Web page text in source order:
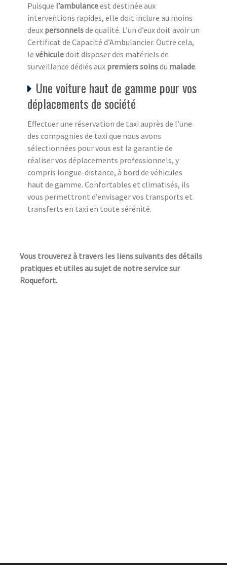
Puisque l’ambulanceest destinée aux
interventions rapides, elle doit inclure au moins
deux personnelsde qualité. L’un d’eux doit avoir un
Certificat de Capacité d’Ambulancier. Outre cela,
le véhiculedoit disposer des matériels de
surveillance dédiés aux premiers soinsdu malade.
Une voiture haut de gamme pour vos
déplacements de société
Effectuer une réservation de taxi auprès de l’une
des compagnies de taxi que nous avons
sélectionnées pour vous est la garantie de
réaliser vos déplacements professionnels, y
compris longue-distance, à bord de véhicules
haut de gamme. Confortables et climatisés, ils
vous permettront d’envisager vos transports et
transferts en taxi en toute sérénité.
Vous trouverez à travers les liens suivants des détails
pratiques et utiles au sujet de notre service sur
Roquefort.